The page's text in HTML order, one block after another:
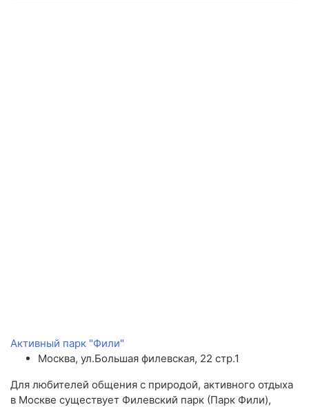
Активный парк "Фили"
Москва, ул.Большая филевская, 22 стр.1
Для любителей общения с природой, активного отдыха
в Москве существует Филевский парк (Парк Фили),